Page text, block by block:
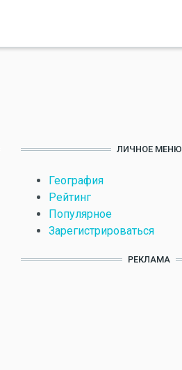
ЛИЧНОЕ МЕНЮ
География
Рейтинг
Популярное
Зарегистрироваться
РЕКЛАМА